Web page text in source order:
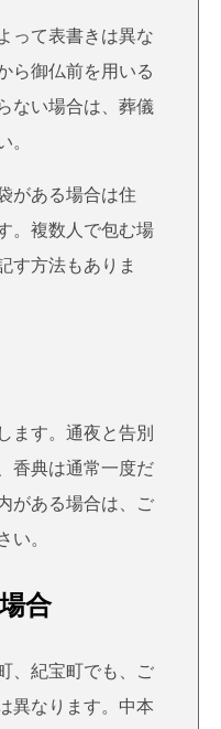
って表書きは異な
ら御仏前を用いる
ない場合は、葬儀
。
がある場合は住
。複数人で包む場
す方法もありま
ます。通夜と告別
香典は通常一度だ
がある場合は、ご
い。
合
、紀宝町でも、ご
異なります。中本